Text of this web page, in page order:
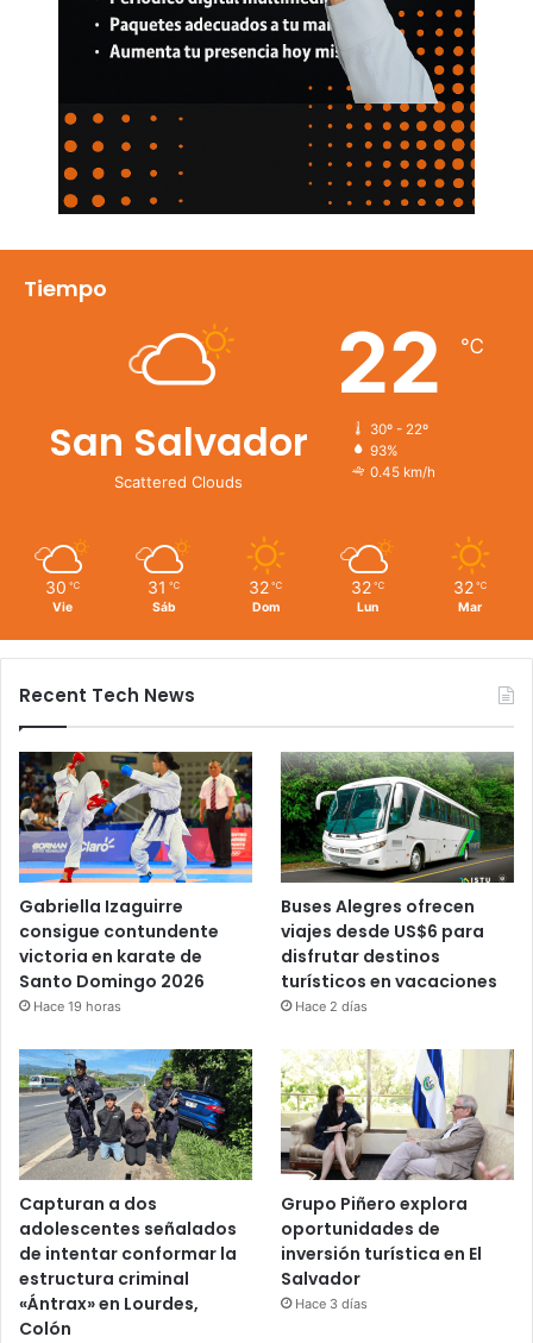
Tiempo
San Salvador
Scattered Clouds
22 ℃
30º - 22º
93%
0.45 km/h
30 ℃
Vie
31 ℃
Sáb
32 ℃
Dom
32 ℃
Lun
32 ℃
Mar
Recent Tech News
Gabriella Izaguirre
consigue contundente
victoria en karate de
Santo Domingo 2026
Hace 19 horas
Buses Alegres ofrecen
viajes desde US$6 para
disfrutar destinos
turísticos en vacaciones
Hace 2 días
Capturan a dos
adolescentes señalados
de intentar conformar la
estructura criminal
«Ántrax» en Lourdes,
Colón
Grupo Piñero explora
oportunidades de
inversión turística en El
Salvador
Hace 3 días